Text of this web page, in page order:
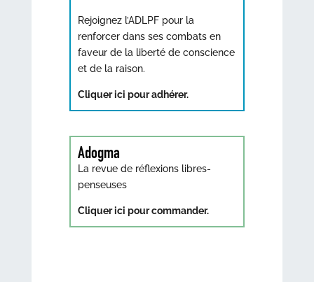
Rejoignez l’ADLPF pour la
renforcer dans ses combats en
faveur de la liberté de conscience
et de la raison.
Cliquer ici pour adhérer.
Adogma
La revue de réflexions libres-
penseuses
Cliquer ici pour commander.